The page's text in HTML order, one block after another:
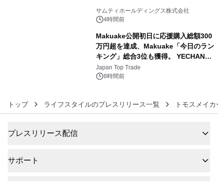
サムティホールディングス株式会社
4時間前
Makuake公開初日に応援購入総額300
万円超を達成、Makuake「今日のラン
キング」総合3位も獲得。 YECHAN音
浴シンギングボウル第2弾の大型サイ
ズ（XL・2XL・3XL）を先行販売中
Japan Top Trade
8時間前
トップ ライフスタイルのプレスリリース一覧 トモスメイ
プレスリリース配信
サポート